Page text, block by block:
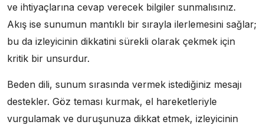
ve ihtiyaçlarına cevap verecek bilgiler sunmalısınız.
Akış ise sunumun mantıklı bir sırayla ilerlemesini sağlar;
bu da izleyicinin dikkatini sürekli olarak çekmek için
kritik bir unsurdur.
Beden dili, sunum sırasında vermek istediğiniz mesajı
destekler. Göz teması kurmak, el hareketleriyle
vurgulamak ve duruşunuza dikkat etmek, izleyicinin